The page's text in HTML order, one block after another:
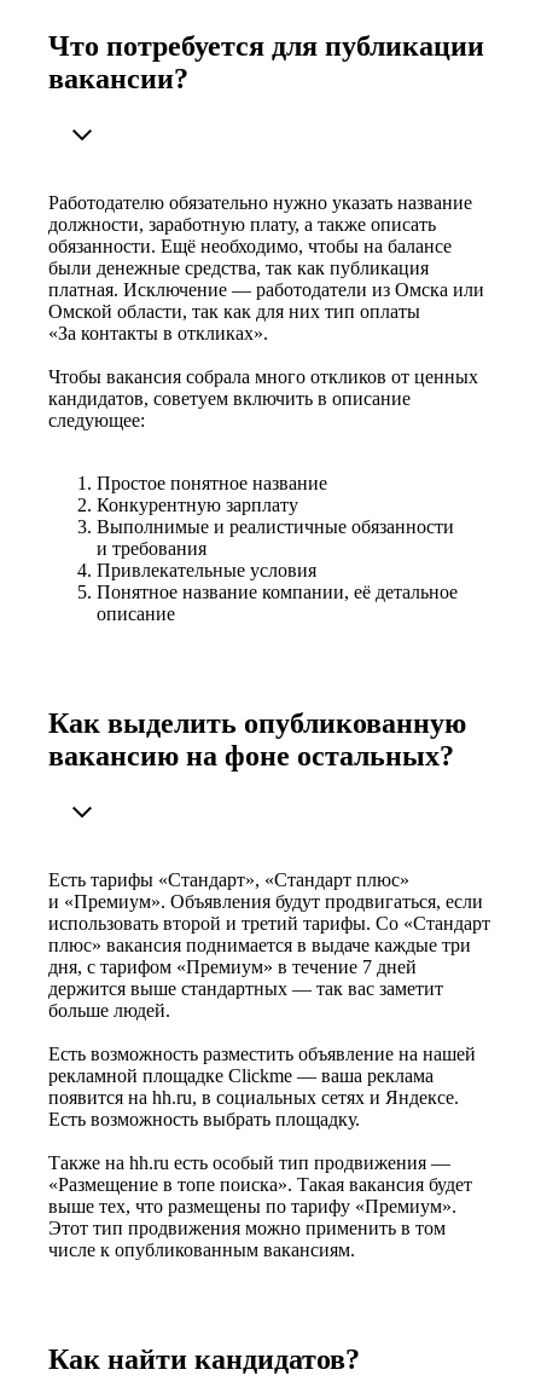
Что потребуется для публикации
вакансии?
Работодателю обязательно нужно указать название
должности, заработную плату, а также описать
обязанности. Ещё необходимо, чтобы на балансе
были денежные средства, так как публикация
платная. Исключение — работодатели из Омска или
Омской области, так как для них тип оплаты
«За контакты в откликах».
Чтобы вакансия собрала много откликов от ценных
кандидатов, советуем включить в описание
следующее:
Простое понятное название
Конкурентную зарплату
Выполнимые и реалистичные обязанности
и требования
Привлекательные условия
Понятное название компании, её детальное
описание
Как выделить опубликованную
вакансию на фоне остальных?
Есть тарифы «Стандарт», «Стандарт плюс»
и «Премиум». Объявления будут продвигаться, если
использовать второй и третий тарифы. Со «Стандарт
плюс» вакансия поднимается в выдаче каждые три
дня, с тарифом «Премиум» в течение 7 дней
держится выше стандартных — так вас заметит
больше людей.
Есть возможность разместить объявление на нашей
рекламной площадке Clickme — ваша реклама
появится на hh.ru, в социальных сетях и Яндексе.
Есть возможность выбрать площадку.
Также на hh.ru есть особый тип продвижения —
«Размещение в топе поиска». Такая вакансия будет
выше тех, что размещены по тарифу «Премиум».
Этот тип продвижения можно применить в том
числе к опубликованным вакансиям.
Как найти кандидатов?